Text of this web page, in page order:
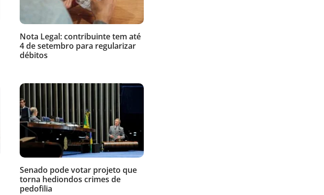
Nota Legal: contribuinte tem até
4 de setembro para regularizar
débitos
Senado pode votar projeto que
torna hediondos crimes de
pedofilia